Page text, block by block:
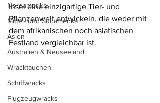
Nordamerika
Mittel- und Südamerika
Asien
Australien & Neuseeland
Wracktauchen
Schiffwracks
Flugzeugwracks
Insel eine einzigartige Tier- und
Pflanzenwelt entwickeln, die weder mit
dem afrikanischen noch asiatischen
Festland vergleichbar ist.